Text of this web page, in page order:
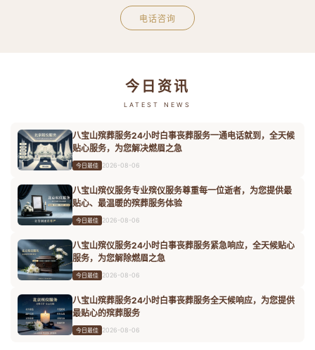
电话咨询
今日资讯
LATEST NEWS
八宝山殡葬服务24小时白事丧葬服务一通电话就到，全天候
贴心服务，为您解决燃眉之急
今日最佳 2026-08-06
八宝山殡仪服务专业殡仪服务尊重每一位逝者，为您提供最
贴心、最温暖的殡葬服务体验
今日最佳 2026-08-06
八宝山殡仪服务24小时白事丧葬服务紧急响应，全天候贴心
服务，为您解除燃眉之急
今日最佳 2026-08-06
八宝山殡葬服务24小时白事丧葬服务全天候响应，为您提供
最贴心的殡葬服务
今日最佳 2026-08-06